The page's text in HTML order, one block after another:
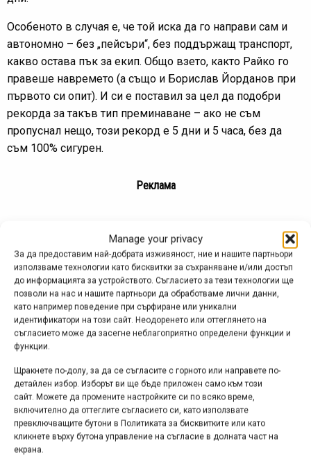
Manage your privacy
За да предоставим най-добрата изживяност, ние и нашите партньори
използваме технологии като бисквитки за съхраняване и/или достъп
до информацията за устройството. Съгласието за тези технологии ще
позволи на нас и нашите партньори да обработваме лични данни,
като например поведение при сърфиране или уникални
идентификатори на този сайт. Неодоренето или оттеглянето на
съгласието може да засегне неблагоприятно определени функции и
функции.
Щракнете по-долу, за да се съгласите с горното или направете по-
детайлен избор. Изборът ви ще бъде приложен само към този
сайт. Можете да промените настройките си по всяко време,
включително да оттеглите съгласието си, като използвате
превключващите бутони в Политиката за бисквитките или като
кликнете върху бутона управление на съгласие в долната част на
екрана.
Особеното в случая е, че той иска да го направи сам и
автономно – без „пейсъри“, без поддържащ транспорт,
какво остава пък за екип. Общо взето, както Райко го
правеше навремето (а също и Борислав Йорданов при
първото си опит). И си е поставил за цел да подобри
рекорда за такъв тип преминаване – ако не съм
пропуснал нещо, този рекорд е 5 дни и 5 часа, без да
съм 100% сигурен.
Реклама
Който желае да следи напредъка на Камен, може да се
присъедини към това събитие във Facebook:
https://www.facebook.com/events/329353635129111/. Там
ще намерите и този линк:
https://gps.tracksport.eu/map/do-tam-i-otvd-velo-e3-solo-
kamen-tonchev-2020 . Чрез него можете да виждате (чрез
неговия GPS тракер) къде точно по маршрута се намира
Камен, но имайте предвид, че на това не може да се
разчита 100%, защото още през първия ден батерията на
тракера беше свършила и точката беше замръзнала за
няколко часа на едно и също място.
Успех, Тончев!